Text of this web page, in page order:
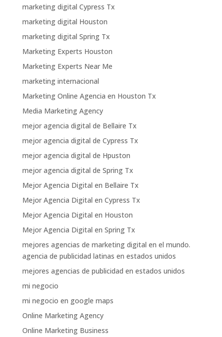
marketing digital Cypress Tx
marketing digital Houston
marketing digital Spring Tx
Marketing Experts Houston
Marketing Experts Near Me
marketing internacional
Marketing Online Agencia en Houston Tx
Media Marketing Agency
mejor agencia digital de Bellaire Tx
mejor agencia digital de Cypress Tx
mejor agencia digital de Hpuston
mejor agencia digital de Spring Tx
Mejor Agencia Digital en Bellaire Tx
Mejor Agencia Digital en Cypress Tx
Mejor Agencia Digital en Houston
Mejor Agencia Digital en Spring Tx
mejores agencias de marketing digital en el mundo.
agencia de publicidad latinas en estados unidos
mejores agencias de publicidad en estados unidos
mi negocio
mi negocio en google maps
Online Marketing Agency
Online Marketing Business